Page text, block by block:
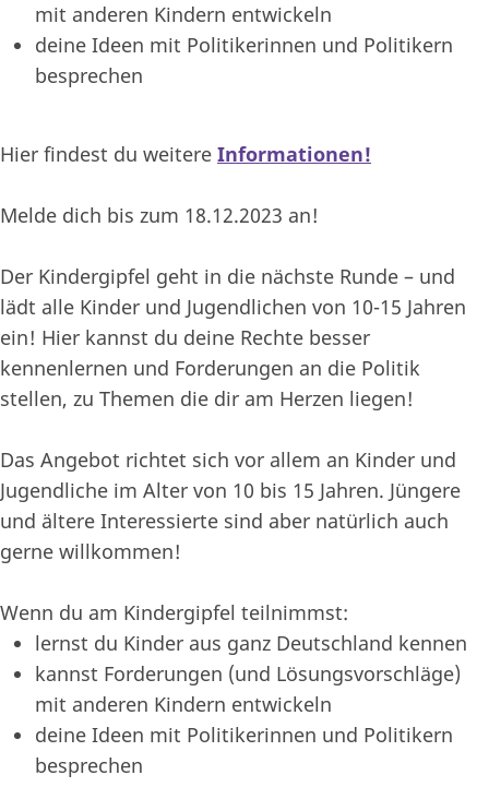
mit anderen Kindern entwickeln
deine Ideen mit Politikerinnen und Politikern
besprechen
Hier findest du weitere Informationen!
Melde dich bis zum 18.12.2023 an!
Der Kindergipfel geht in die nächste Runde – und
lädt alle Kinder und Jugendlichen von 10-15 Jahren
ein! Hier kannst du deine Rechte besser
kennenlernen und Forderungen an die Politik
stellen, zu Themen die dir am Herzen liegen!
Das Angebot richtet sich vor allem an Kinder und
Jugendliche im Alter von 10 bis 15 Jahren. Jüngere
und ältere Interessierte sind aber natürlich auch
gerne willkommen!
Wenn du am Kindergipfel teilnimmst:
lernst du Kinder aus ganz Deutschland kennen
kannst Forderungen (und Lösungsvorschläge)
mit anderen Kindern entwickeln
deine Ideen mit Politikerinnen und Politikern
besprechen